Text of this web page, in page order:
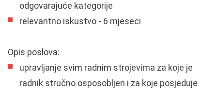
odgovarajuće kategorije
relevantno iskustvo - 6 mjeseci
Opis poslova:
upravljanje svim radnim strojevima za koje je
radnik stručno osposobljen i za koje posjeduje